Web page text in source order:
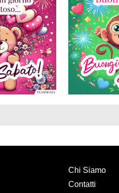
Chi Siamo
Contatti